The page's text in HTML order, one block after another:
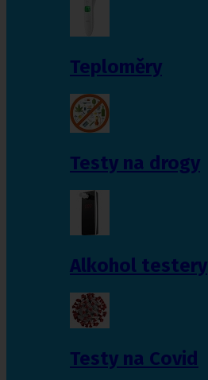
Teploměry
Testy na drogy
Alkohol testery
Testy na Covid